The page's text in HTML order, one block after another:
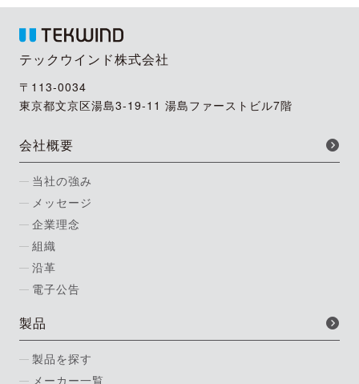
テックウインド株式会社
〒113-0034
東京都文京区湯島3-19-11 湯島ファーストビル7階
会社概要
当社の強み
メッセージ
企業理念
組織
沿革
電子公告
製品
製品を探す
メーカー一覧